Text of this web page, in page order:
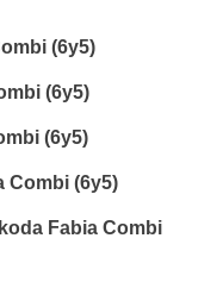
(6y5)
(6y5)
(6y5)
Combi (6y5)
Fabia Combi